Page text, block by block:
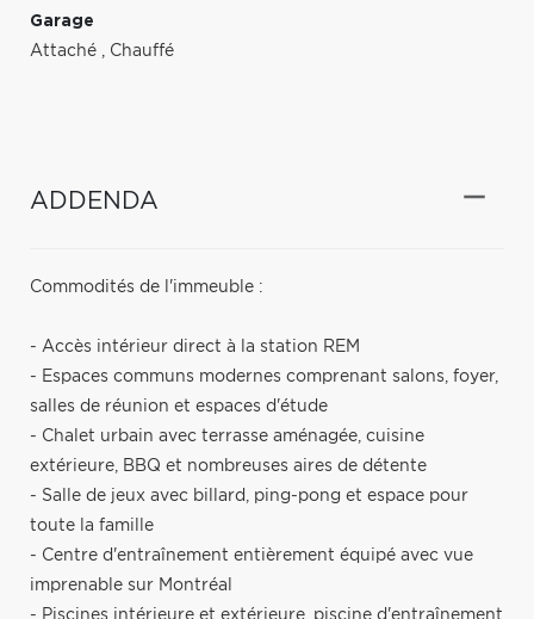
Garage
Attaché , Chauffé
ADDENDA
Commodités de l'immeuble :
- Accès intérieur direct à la station REM
- Espaces communs modernes comprenant salons, foyer,
salles de réunion et espaces d'étude
- Chalet urbain avec terrasse aménagée, cuisine
extérieure, BBQ et nombreuses aires de détente
- Salle de jeux avec billard, ping-pong et espace pour
toute la famille
- Centre d'entraînement entièrement équipé avec vue
imprenable sur Montréal
- Piscines intérieure et extérieure, piscine d'entraînement